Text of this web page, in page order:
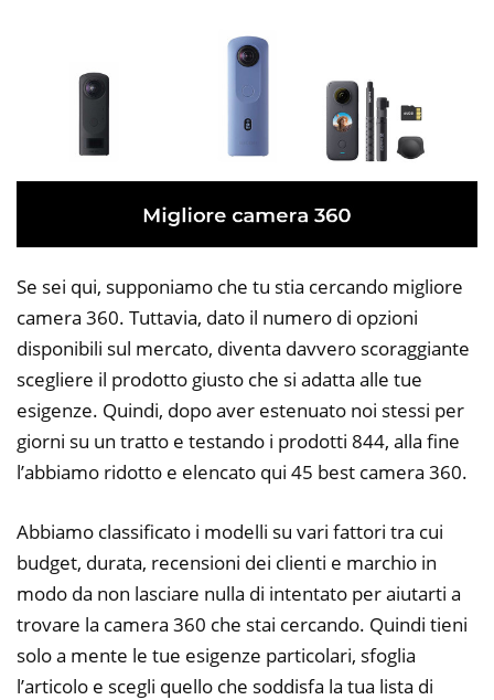
Se sei qui, supponiamo che tu stia cercando migliore
camera 360. Tuttavia, dato il numero di opzioni
disponibili sul mercato, diventa davvero scoraggiante
scegliere il prodotto giusto che si adatta alle tue
esigenze. Quindi, dopo aver estenuato noi stessi per
giorni su un tratto e testando i prodotti 844, alla fine
l’abbiamo ridotto e elencato qui 45 best camera 360.
Abbiamo classificato i modelli su vari fattori tra cui
budget, durata, recensioni dei clienti e marchio in
modo da non lasciare nulla di intentato per aiutarti a
trovare la camera 360 che stai cercando. Quindi tieni
solo a mente le tue esigenze particolari, sfoglia
l’articolo e scegli quello che soddisfa la tua lista di